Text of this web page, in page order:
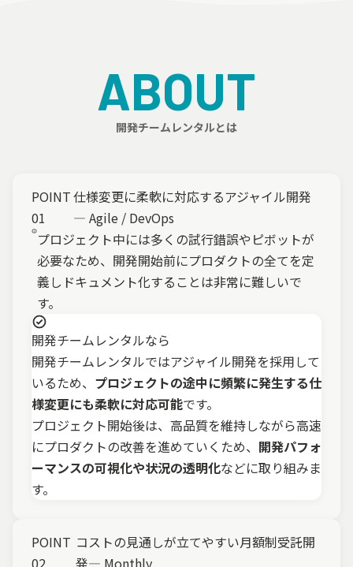
ABOUT
開発チームレンタルとは
POINT
01
仕様変更に柔軟に対応するアジャイル開発
― Agile / DevOps
プロジェクト中には多くの試行錯誤やピボットが
必要なため、開発開始前にプロダクトの全てを定
義しドキュメント化することは非常に難しいで
す。
開発チームレンタルなら
開発チームレンタルではアジャイル開発を採用して
いるため、 プロジェクトの途中に頻繁に発生する仕
様変更にも柔軟に対応可能です。
プロジェクト開始後は、高品質を維持しながら高速
にプロダクトの改善を進めていくため、 開発パフォ
ーマンスの可視化や状況の透明化などに取り組みま
す。
POINT
02
コストの見通しが立てやすい月額制受託開
発― Monthly